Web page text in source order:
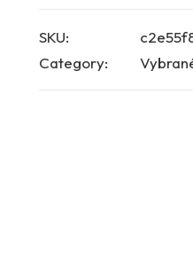
SKU:
Category: